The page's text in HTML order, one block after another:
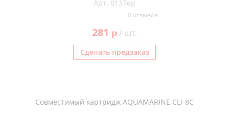
Арт. 0137ep
0 отзывов
281 p/ шт.
Сделать предзаказ
Совместимый картридж AQUAMARINE CLI-8C